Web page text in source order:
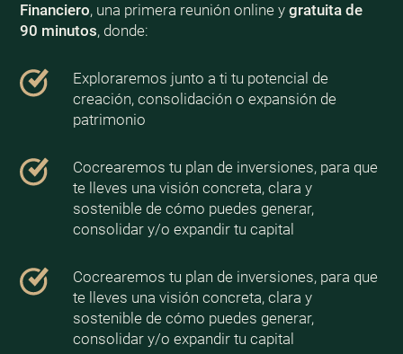
Financiero, una primera reunión online y gratuita de
90 minutos, donde:
Exploraremos junto a ti tu potencial de
creación, consolidación o expansión de
patrimonio
Cocrearemos tu plan de inversiones, para que
te lleves una visión concreta, clara y
sostenible de cómo puedes generar,
consolidar y/o expandir tu capital
Cocrearemos tu plan de inversiones, para que
te lleves una visión concreta, clara y
sostenible de cómo puedes generar,
consolidar y/o expandir tu capital